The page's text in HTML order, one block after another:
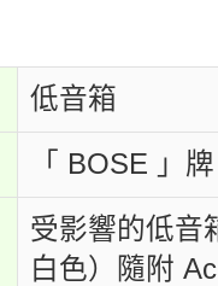
低音箱
「 BOSE 」牌
受影響的低音
白色）隨附